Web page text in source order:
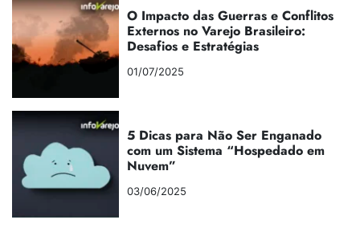
O Impacto das Guerras e Conflitos
Externos no Varejo Brasileiro:
Desafios e Estratégias
01/07/2025
5 Dicas para Não Ser Enganado
com um Sistema “Hospedado em
Nuvem”
03/06/2025